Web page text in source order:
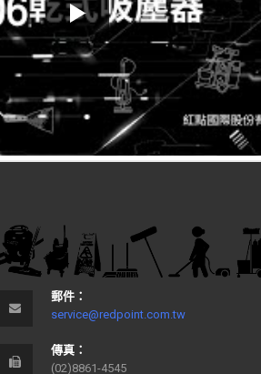
郵件：
service@redpoint.com.tw
傳真：
(02)8861-4545